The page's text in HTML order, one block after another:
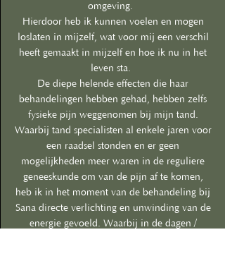
omgeving.
Hierdoor heb ik kunnen voelen en mogen
loslaten in mijzelf, wat voor mij een verschil
heeft gemaakt in mijzelf en hoe ik nu in het
leven sta.
De diepe helende effecten die haar
behandelingen hebben gehad, hebben zelfs
fysieke pijn weggenomen bij mijn tand.
Waarbij tand specialisten al enkele jaren voor
een raadsel stonden en er geen
mogelijkheden meer waren in de reguliere
geneeskunde om van de pijn af te komen,
heb ik in het moment van de behandeling bij
Sana directe verlichting en unwinding van de
energie gevoeld. Waarbij in de dagen /